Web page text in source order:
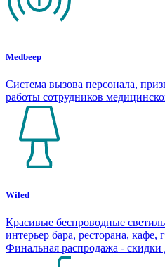
Medbeep
Система вызова персонала,
работы сотрудников
Wiled
Красивые беспроводные
интерьер бара, ресторана, кафе,
Финальная распродажа - скидки